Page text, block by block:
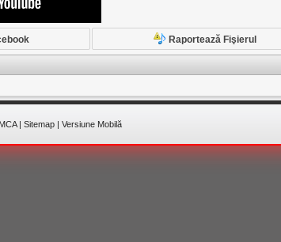
Raportează Fişierul
| Sitemap| Versiune Mobilă